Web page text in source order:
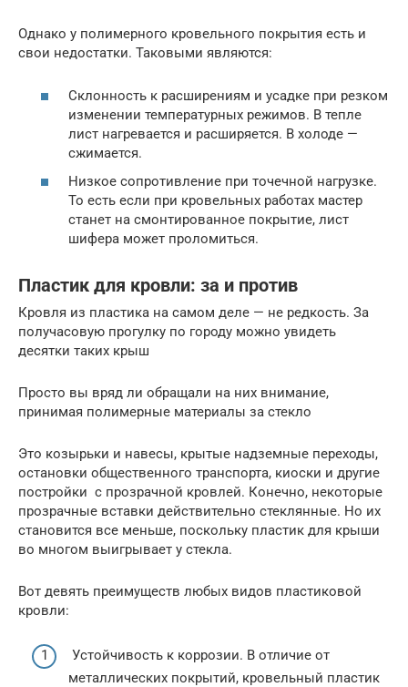
Однако у полимерного кровельного покрытия есть и
свои недостатки. Таковыми являются:
Склонность к расширениям и усадке при резком
изменении температурных режимов. В тепле
лист нагревается и расширяется. В холоде —
сжимается.
Низкое сопротивление при точечной нагрузке.
То есть если при кровельных работах мастер
станет на смонтированное покрытие, лист
шифера может проломиться.
Пластик для кровли: за и против
Кровля из пластика на самом деле — не редкость. За
получасовую прогулку по городу можно увидеть
десятки таких крыш
Просто вы вряд ли обращали на них внимание,
принимая полимерные материалы за стекло
Это козырьки и навесы, крытые надземные переходы,
остановки общественного транспорта, киоски и другие
постройки с прозрачной кровлей. Конечно, некоторые
прозрачные вставки действительно стеклянные. Но их
становится все меньше, поскольку пластик для крыши
во многом выигрывает у стекла.
Вот девять преимуществ любых видов пластиковой
кровли:
Устойчивость к коррозии. В отличие от
металлических покрытий, кровельный пластик